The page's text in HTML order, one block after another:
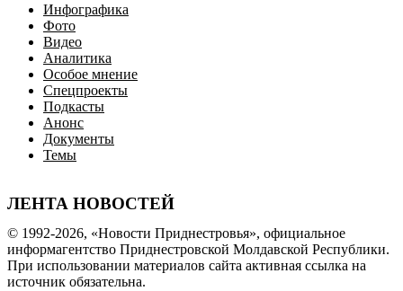
Инфографика
Фото
Видео
Аналитика
Особое мнение
Спецпроекты
Подкасты
Анонс
Документы
Темы
ЛЕНТА НОВОСТЕЙ
© 1992-2026, «Новости Приднестровья», официальное
информагентство Приднестровской Молдавской Республики.
При использовании материалов сайта активная ссылка на
источник обязательна.